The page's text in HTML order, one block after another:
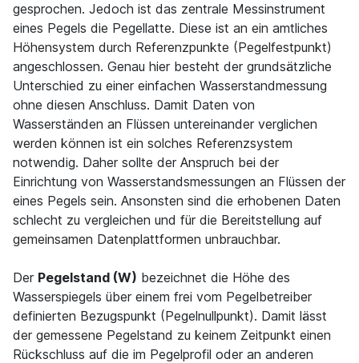
gesprochen. Jedoch ist das zentrale Messinstrument
eines Pegels die Pegellatte. Diese ist an ein amtliches
Höhensystem durch Referenzpunkte (Pegelfestpunkt)
angeschlossen. Genau hier besteht der grundsätzliche
Unterschied zu einer einfachen Wasserstandmessung
ohne diesen Anschluss. Damit Daten von
Wasserständen an Flüssen untereinander verglichen
werden können ist ein solches Referenzsystem
notwendig. Daher sollte der Anspruch bei der
Einrichtung von Wasserstandsmessungen an Flüssen der
eines Pegels sein. Ansonsten sind die erhobenen Daten
schlecht zu vergleichen und für die Bereitstellung auf
gemeinsamen Datenplattformen unbrauchbar.
Der Pegelstand (W) bezeichnet die Höhe des
Wasserspiegels über einem frei vom Pegelbetreiber
definierten Bezugspunkt (Pegelnullpunkt). Damit lässt
der gemessene Pegelstand zu keinem Zeitpunkt einen
Rückschluss auf die im Pegelprofil oder an anderen